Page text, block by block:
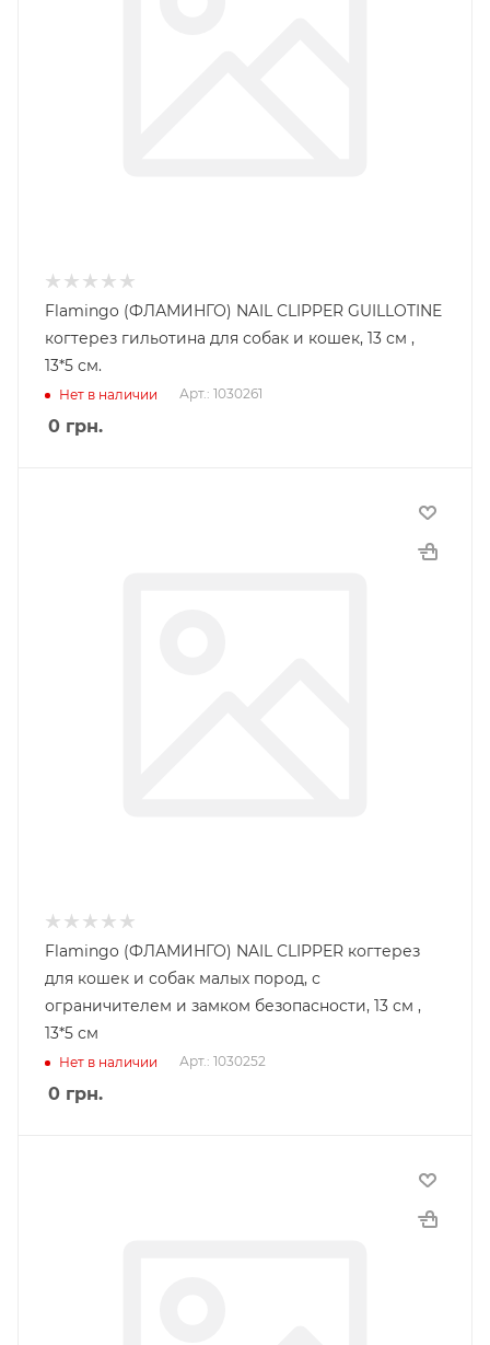
Flamingo (ФЛАМИНГО) NAIL CLIPPER GUILLOTINE
когтерез гильотина для собак и кошек, 13 см ,
13*5 см.
Нет в наличии Арт.: 1030261
0 грн.
Flamingo (ФЛАМИНГО) NAIL CLIPPER когтерез
для кошек и собак малых пород, с
ограничителем и замком безопасности, 13 см ,
13*5 см
Нет в наличии Арт.: 1030252
0 грн.